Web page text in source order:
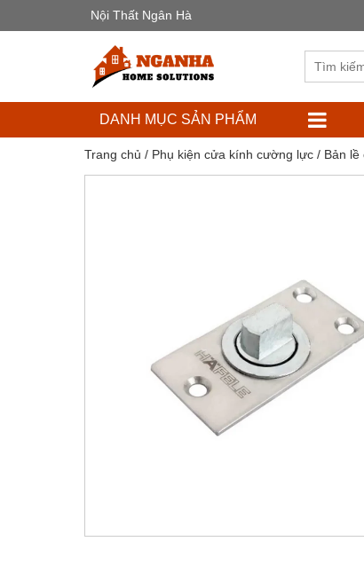
Nội Thất Ngân Hà
DANH MỤC SẢN PHẨM
Trang chủ / Phụ kiện cửa kính cường lực/ Bản lề